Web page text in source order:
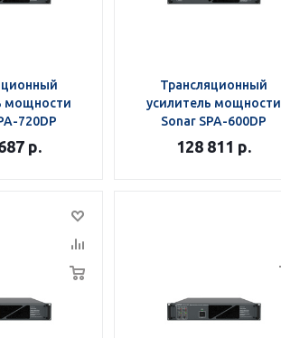
мощности
720DP
р.
Трансляционный
усилитель мощности
Sonar SPA-600DP
128 811 р.